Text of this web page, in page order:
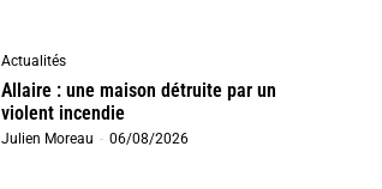
Actualités
Allaire : une maison détruite par un
violent incendie
Julien Moreau - 06/08/2026